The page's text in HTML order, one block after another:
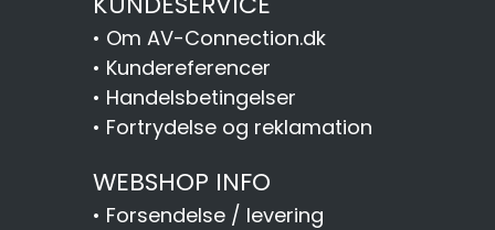
• Om AV-Connection.dk
• Kundereferencer
• Handelsbetingelser
• Fortrydelse og reklamation
WEBSHOP INFO
• Forsendelse / levering